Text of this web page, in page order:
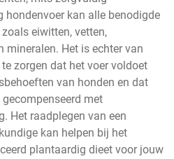
hondenvoer kan alle benodigde
eiwitten, vetten,
mineralen. Het is echter van
zorgen dat het voer voldoet
van honden en dat
met
Het raadplegen van een
kan helpen bij het
plantaardig dieet voor jouw